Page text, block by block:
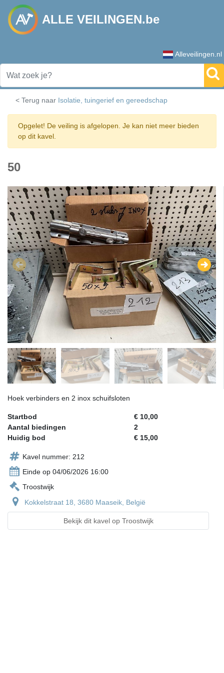
ALLE VEILINGEN.be
Alleveilingen.nl
< Terug naar Isolatie, tuingerief en gereedschap
Opgelet! De veiling is afgelopen. Je kan niet meer bieden
op dit kavel.
50
Hoek verbinders en 2 inox schuifsloten
Startbod
€ 10,00
Aantal biedingen
2
Huidig bod
€ 15,00
Kavel nummer: 212
Einde op 04/06/2026 16:00
Troostwijk
Kokkelstraat 18, 3680 Maaseik, België
Bekijk dit kavel op Troostwijk